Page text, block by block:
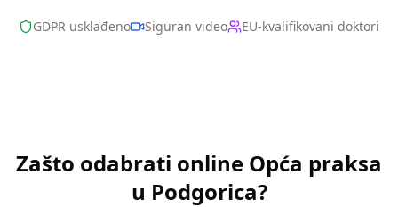
GDPR usklađeno Siguran video EU-kvalifikovani doktori
Zašto odabrati online Opća praksa
u Podgorica?